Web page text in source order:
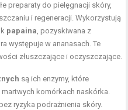
preparaty do pielęgnacji skóry,
i regeneracji. Wykorzystują
papaina, pozyskiwana z
występuje w ananasach. Te
złuszczające i oczyszczające.
są ich enzymy, które
komórkach naskórka.
ryzyka podrażnienia skóry.